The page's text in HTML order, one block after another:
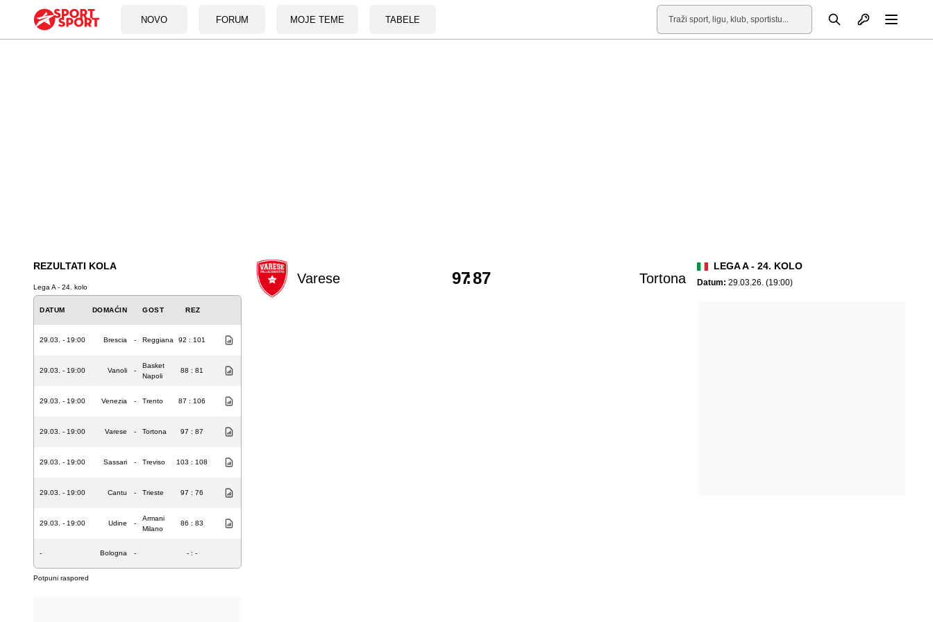
NOVO FORUM MOJE TEME TABELE
Pretraga Otvori profil
REZULTATI KOLA
Lega A - 24. kolo
DATUM DOMAĆIN GOST REZ
29.03. - 19:00 Brescia - Reggiana 92 : 101
29.03. - 19:00 Vanoli -
Basket
Napoli
88 : 81
29.03. - 19:00 Venezia - Trento 87 : 106
29.03. - 19:00 Varese - Tortona 97 : 87
29.03. - 19:00 Sassari - Treviso 103 : 108
29.03. - 19:00 Cantu - Trieste 97 : 76
29.03. - 19:00 Udine -
Armani
Milano
86 : 83
- Bologna - - : -
Potpuni raspored
Varese Tortona
97
:87
LEGA A - 24. KOLO
Datum: 29.03.26. (19:00)